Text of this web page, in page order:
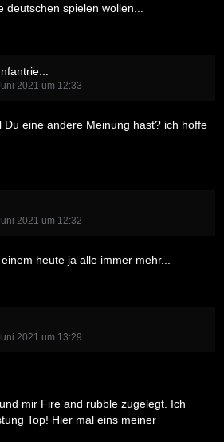
spielen wollen...
2021 um 12:33
Du eine andere Meinung hast? ich hoffe
2021 um 12:32
heute ja alle immer mehr...
2021 um 13:29
mir Fire and rubble zugelegt. Ich
Top! Hier mal eins meiner